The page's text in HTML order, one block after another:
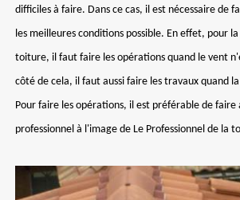
difficiles à faire. Dans ce cas, il est nécessaire de
les meilleures conditions possible. En effet, pour
toiture, il faut faire les opérations quand le vent
côté de cela, il faut aussi faire les travaux quand
Pour faire les opérations, il est préférable de faire
professionnel à l'image de Le Professionnel de la